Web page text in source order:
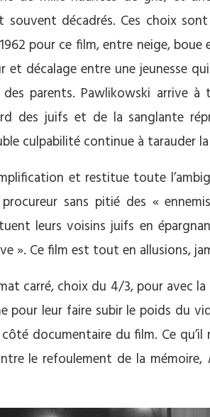
souvent décadrés. Ces choix
pour ce film, entre neige,
décalage entre une jeunesse
parents. Pawlikowski arrive
des juifs et de la sanglante
culpabilité continue à tarauder
et restitue toute
sans pitié des «
leurs voisins juifs en
». Ce film est tout en allusions,
carré, choix du 4/3, pour avec
pour leur faire subir le poids du
documentaire du film. Ce
le refoulement de la mémoire,